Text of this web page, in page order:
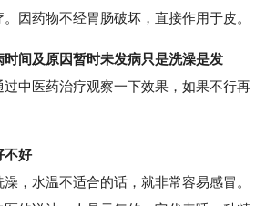
因药物不经胃肠破坏，直接作用于皮。
间及原因暂时未发病只是洗澡是发
医药治疗观察一下效果，如果不行再
不好
水温不适合的话，就非常容易感冒。